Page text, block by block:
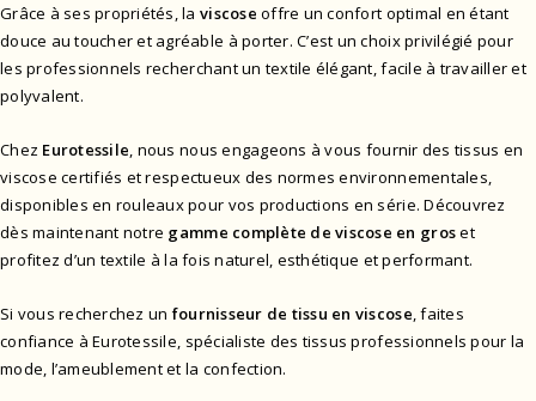
Grâce à ses propriétés, la viscose offre un confort optimal en étant
douce au toucher et agréable à porter. C’est un choix privilégié pour
les professionnels recherchant un textile élégant, facile à travailler et
polyvalent.
Chez Eurotessile , nous nous engageons à vous fournir des tissus en
viscose certifiés et respectueux des normes environnementales,
disponibles en rouleaux pour vos productions en série. Découvrez
dès maintenant notre gamme complète de viscose en groset
profitez d’un textile à la fois naturel, esthétique et performant.
Si vous recherchez un fournisseur de tissu en viscose , faites
confiance à Eurotessile, spécialiste des tissus professionnels pour la
mode, l’ameublement et la confection.